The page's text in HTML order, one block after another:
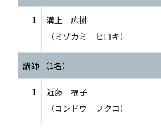
1
溝上 広樹
（ミゾカミ ヒロキ）
講師 （1名）
1
近藤 福子
（コンドウ フクコ）